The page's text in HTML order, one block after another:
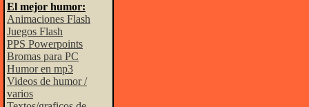
El mejor humor:
Animaciones Flash
Juegos Flash
PPS Powerpoints
Bromas para PC
Humor en mp3
Videos de humor /
varios